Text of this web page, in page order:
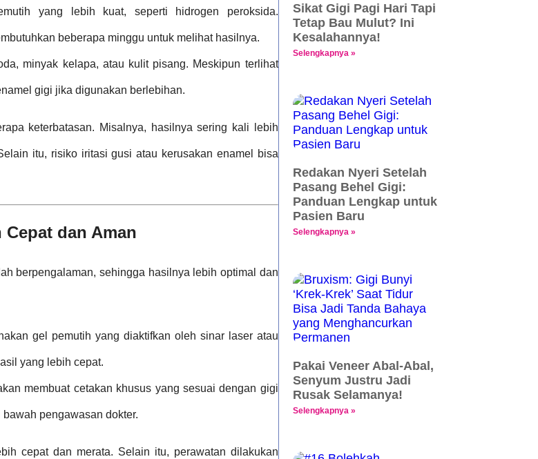
yang lebih kuat, seperti hidrogen peroksida.
beberapa minggu untuk melihat hasilnya.
minyak kelapa, atau kulit pisang. Meskipun terlihat
gigi jika digunakan berlebihan.
keterbatasan. Misalnya, hasilnya sering kali lebih
itu, risiko iritasi gusi atau kerusakan enamel bisa
dan Aman
berpengalaman, sehingga hasilnya lebih optimal dan
gel pemutih yang diaktifkan oleh sinar laser atau
yang lebih cepat.
membuat cetakan khusus yang sesuai dengan gigi
pengawasan dokter.
cepat dan merata. Selain itu, perawatan dilakukan
Sikat Gigi Pagi Hari Tapi
Tetap Bau Mulut? Ini
Kesalahannya!
Selengkapnya »
Redakan Nyeri Setelah
Pasang Behel Gigi:
Panduan Lengkap untuk
Pasien Baru
Selengkapnya »
Pakai Veneer Abal-Abal,
Senyum Justru Jadi
Rusak Selamanya!
Selengkapnya »